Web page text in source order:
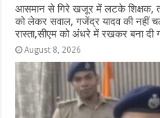
आसमान से गिरे खजूर में लटके शिक्षक,
को लेकर सवाल, गजेंद्र यादव की नहीं
रास्ता,सीएम को अंधरे में रखकर बना दी
August 8, 2026